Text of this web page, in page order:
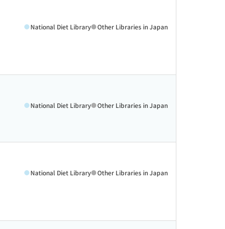
National Diet Library Other Libraries in Japan
National Diet Library Other Libraries in Japan
National Diet Library Other Libraries in Japan